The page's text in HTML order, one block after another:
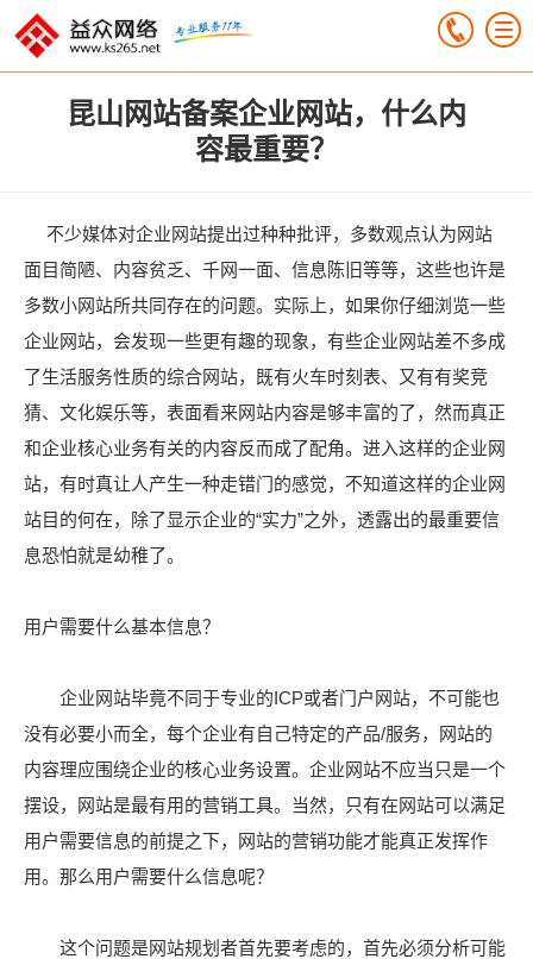
昆山网站备案企业网站，什么内
容最重要？
不少媒体对企业网站提出过种种批评，多数观点认为网站
面目简陋、内容贫乏、千网一面、信息陈旧等等，这些也许是
多数小网站所共同存在的问题。实际上，如果你仔细浏览一些
企业网站，会发现一些更有趣的现象，有些企业网站差不多成
了生活服务性质的综合网站，既有火车时刻表、又有有奖竞
猜、文化娱乐等，表面看来网站内容是够丰富的了，然而真正
和企业核心业务有关的内容反而成了配角。进入这样的企业网
站，有时真让人产生一种走错门的感觉，不知道这样的企业网
站目的何在，除了显示企业的“实力”之外，透露出的最重要信
息恐怕就是幼稚了。
用户需要什么基本信息？
企业网站毕竟不同于专业的ICP或者门户网站，不可能也
没有必要小而全，每个企业有自己特定的产品/服务，网站的
内容理应围绕企业的核心业务设置。企业网站不应当只是一个
摆设，网站是最有用的营销工具。当然，只有在网站可以满足
用户需要信息的前提之下，网站的营销功能才能真正发挥作
用。那么用户需要什么信息呢？
这个问题是网站规划者首先要考虑的，首先必须分析可能